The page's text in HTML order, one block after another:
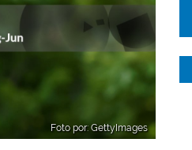
Foto por: GettyImages